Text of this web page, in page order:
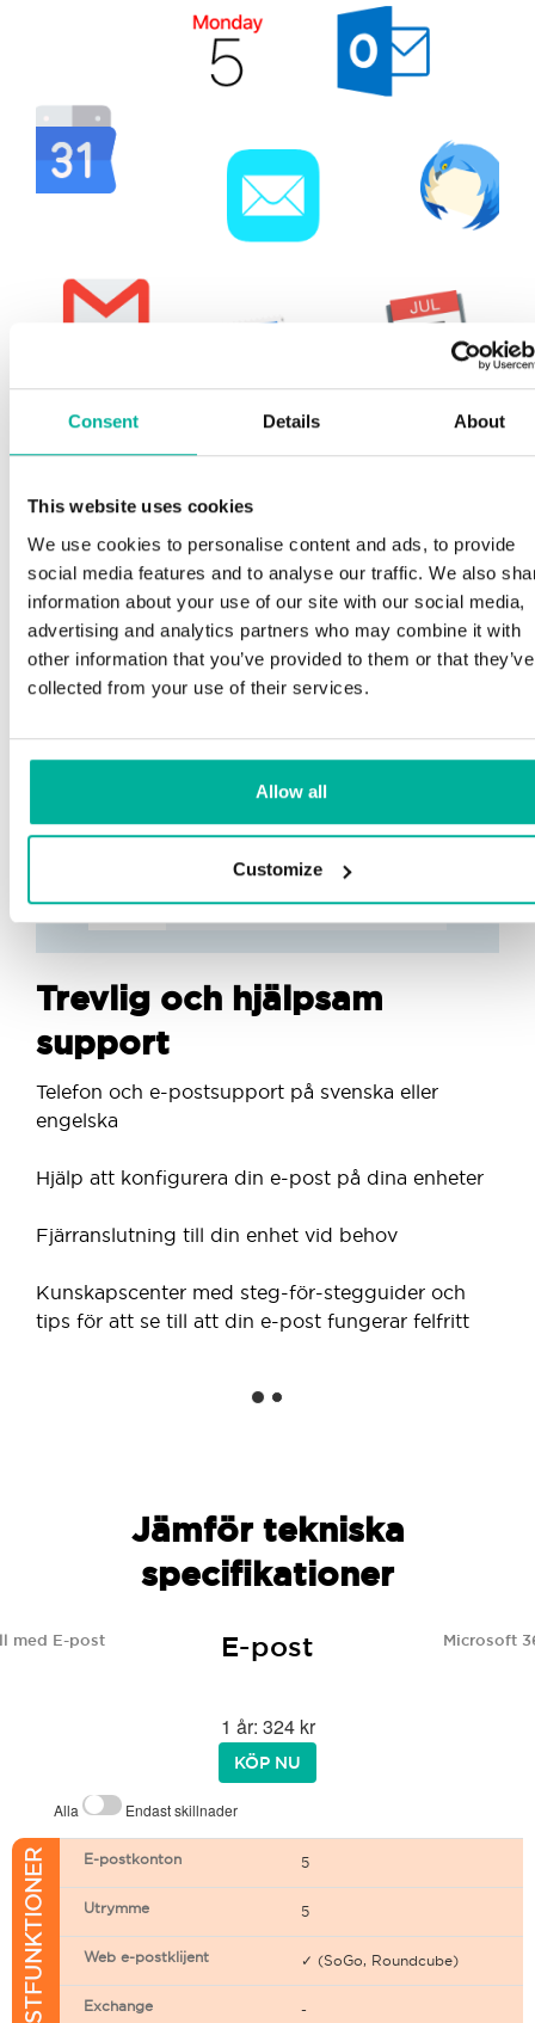
Consent Details About
This website uses cookies
We use cookies to personalise content and ads, to provide
social media features and to analyse our traffic. We also
information about your use of our site with our social media,
advertising and analytics partners who may combine it with
other information that you’ve provided to them or that they’ve
collected from your use of their services.
Allow all
Customize
Trevlig och hjälpsam
support
Telefon och e-postsupport på svenska eller
engelska
Hjälp att konfigurera din e-post på dina enheter
Fjärranslutning till din enhet vid behov
Kunskapscenter med steg-för-stegguider och
tips för att se till att din e-post fungerar felfritt
Jämför tekniska
specifikationer
med E-post E-post Microsoft
1 år: 324 kr
KÖP NU
Alla Endast skillnader
E-POSTFUNKTIONER E-postkonton 5
Utrymme 5
Web e-postklijent ✓ (SoGo, Roundcube)
Exchange -